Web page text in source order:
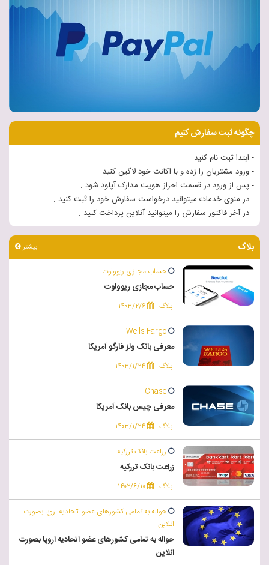
چگونه ثبت سفارش کنیم
- ابتدا ثبت نام کنید .
- ورود مشتریان را زده و با اکانت خود لاگین کنید .
- پس از ورود در قسمت احراز هویت مدارک آپلود شود .
- در منوی خدمات میتوانید درخواست سفارش خود را ثبت کنید .
- در آخر فاکتور سفارش را میتوانید آنلاین پرداخت کنید .
بلاگ بیشتر
حساب مجازی ریوولوت
حساب مجازی ریوولوت
بلاگ ۱۴۰۳/۲/۶
Wells Fargo
معرفی بانک ولز فارگو آمریکا
بلاگ ۱۴۰۳/۱/۲۴
Chase
معرفی چیس بانک آمریکا
بلاگ ۱۴۰۳/۱/۲۴
زراعت بانک تررکیه
زراعت بانک تررکیه
بلاگ ۱۴۰۲/۶/۱۰
حواله به تمامی کشورهای عضو اتحادیه اروپا بصورت
انلاین
حواله به تمامی کشورهای عضو اتحادیه اروپا بصورت
انلاین